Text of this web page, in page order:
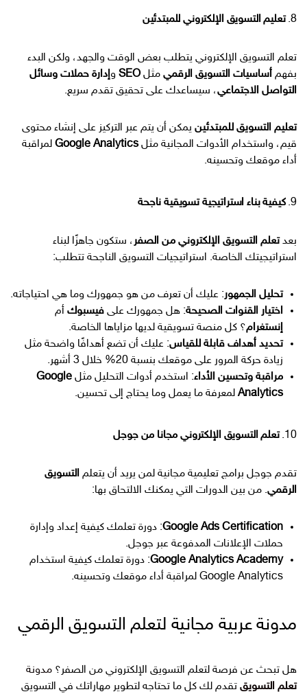
8. تعليم التسويق الإلكتروني للمبتدئين
تعلم التسويق الإلكتروني يتطلب بعض الوقت والجهد، ولكن البدء
بفهم أساسيات التسويق الرقمي مثلSEO وإدارة حملات وسائل
التواصل الاجتماعي، سيساعدك على تحقيق تقدم سريع.
تعليم التسويق للمبتدئين يمكن أن يتم عبر التركيز على إنشاء محتوى
قيم، واستخدام الأدوات المجانية مثلGoogle Analytics لمراقبة
أداء موقعك وتحسينه.
9. كيفية بناء استراتيجية تسويقية ناجحة
بعدتعلم التسويق الإلكتروني من الصفر ، ستكون جاهزًا لبناء
استراتيجيتك الخاصة. استراتيجيات التسويق الناجحة تتطلب:
تحليل الجمهور: عليك أن تعرف من هو جمهورك وما هي احتياجاته.
اختيار القنوات الصحيحة: هل جمهورك على فيسبوك أم
إنستغرام؟ كل منصة تسويقية لديها مزاياها الخاصة.
تحديد أهداف قابلة للقياس: عليك أن تضع أهدافًا واضحة مثل
زيادة حركة المرور على موقعك بنسبة 20% خلال 3 أشهر.
مراقبة وتحسين الأداء: استخدم أدوات التحليل مثل Google
Analytics لمعرفة ما يعمل وما يحتاج إلى تحسين.
10. تعلم التسويق الإلكتروني مجانا من جوجل
تقدم جوجل برامج تعليمية مجانية لمن يريد أن يتعلم التسويق
الرقمي. من بين الدورات التي يمكنك الالتحاق بها:
Google Ads Certification: دورة تعلمك كيفية إعداد وإدارة
حملات الإعلانات المدفوعة عبر جوجل.
Google Analytics Academy: دورة تعلمك كيفية استخدام
Google Analytics لمراقبة أداء موقعك وتحسينه.
مدونة عربية مجانية لتعلم التسويق الرقمي
هل تبحث عن فرصة لتعلم التسويق الإلكتروني من الصفر؟ مدونة
تعلم التسويق تقدم لك كل ما تحتاجه لتطوير مهاراتك في التسويق